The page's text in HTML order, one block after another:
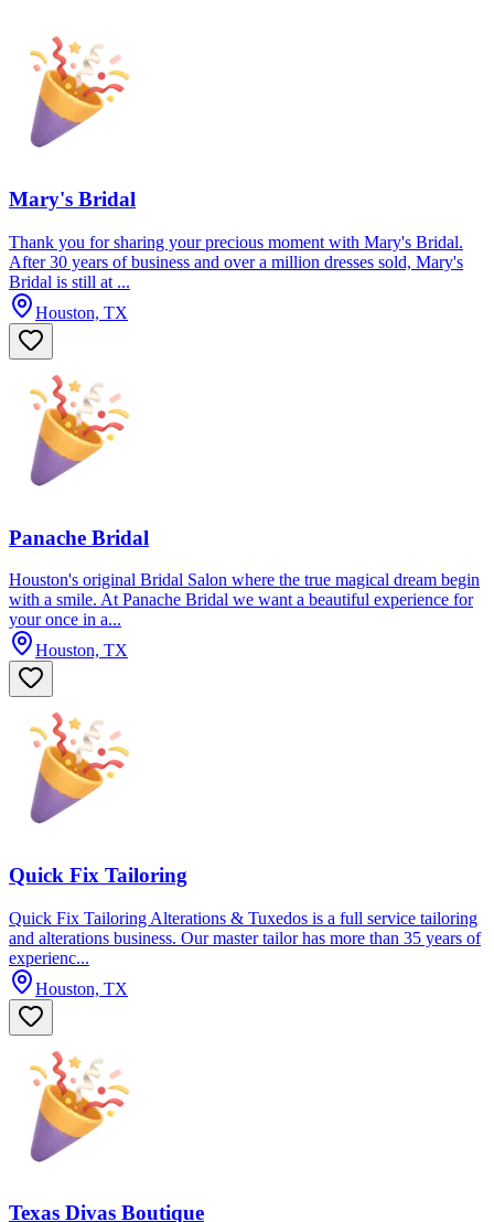
Mary's Bridal
Thank you for sharing your precious moment with Mary's Bridal.
After 30 years of business and over a million dresses sold, Mary's
Bridal is still at ...
Houston, TX
Panache Bridal
Houston's original Bridal Salon where the true magical dream begin
with a smile. At Panache Bridal we want a beautiful experience for
your once in a...
Houston, TX
Quick Fix Tailoring
Quick Fix Tailoring Alterations & Tuxedos is a full service tailoring
and alterations business. Our master tailor has more than 35 years of
experienc...
Houston, TX
Texas Divas Boutique